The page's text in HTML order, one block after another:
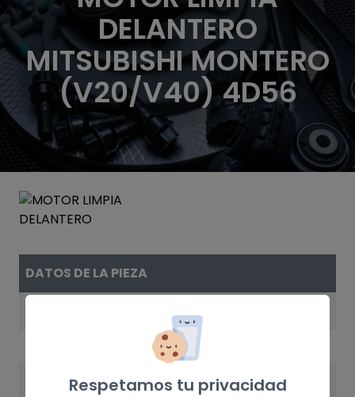
DELANTERO
MITSUBISHI MONTERO
(V20/V40) 4D56
DATOS DE LA PIEZA
Respetamos tu privacidad